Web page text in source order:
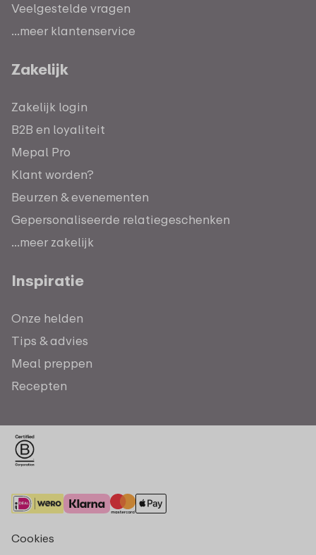
Veelgestelde vragen
...meer klantenservice
Zakelijk
Zakelijk login
B2B en loyaliteit
Mepal Pro
Klant worden?
Beurzen & evenementen
Gepersonaliseerde relatiegeschenken
...meer zakelijk
Inspiratie
Onze helden
Tips & advies
Meal preppen
Recepten
Cookies